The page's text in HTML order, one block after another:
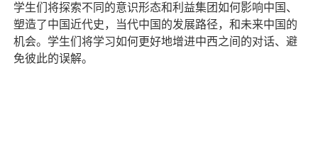
学生们将探索不同的意识形态和利益集团如何影响中国、
塑造了中国近代史，当代中国的发展路径，和未来中国的
机会。学生们将学习如何更好地增进中西之间的对话、避
免彼此的误解。